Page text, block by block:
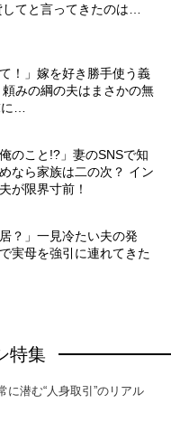
てと言ってきたのは…
！」嫁を好き勝手使う義
みの綱の夫はまさかの無
…
のこと!?」妻のSNSで知
なら家族は二の次？ イン
が限界寸前！
？」一見冷たい夫の発
実母を強引に連れてきた
特集
に潜む“人身取引”のリアル